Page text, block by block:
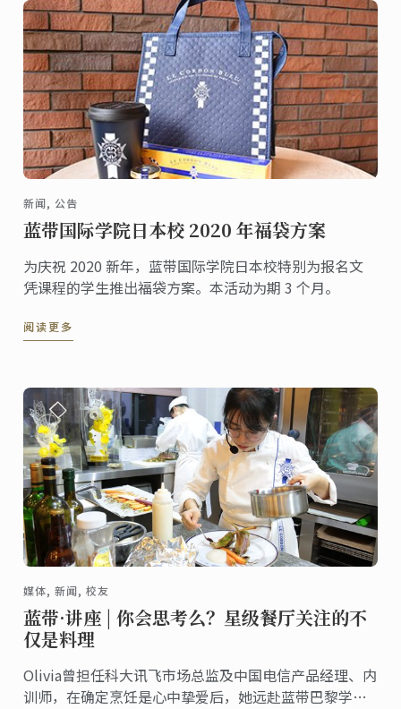
新闻, 公告
蓝带国际学院日本校 2020 年福袋方案
为庆祝 2020 新年，蓝带国际学院日本校特别为报名文
凭课程的学生推出福袋方案。本活动为期 3 个月。
阅读更多
媒体, 新闻, 校友
蓝带·讲座 | 你会思考么？星级餐厅关注的不
仅是料理
Olivia曾担任科大讯飞市场总监及中国电信产品经理、内
训师，在确定烹饪是心中挚爱后，她远赴蓝带巴黎学习